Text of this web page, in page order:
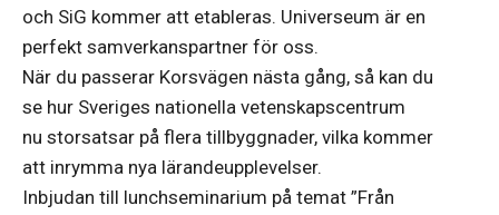
och SiG kommer att etableras. Universeum är en
perfekt samverkanspartner för oss.
När du passerar Korsvägen nästa gång, så kan du
se hur Sveriges nationella vetenskapscentrum
nu storsatsar på flera tillbyggnader, vilka kommer
att inrymma nya lärandeupplevelser.
Inbjudan till lunchseminarium på temat ”Från